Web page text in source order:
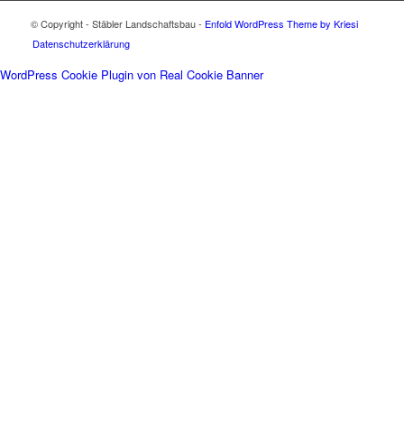
© Copyright - Stäbler Landschaftsbau - Enfold WordPress Theme by Kriesi
Datenschutzerklärung
WordPress Cookie Plugin von Real Cookie Banner